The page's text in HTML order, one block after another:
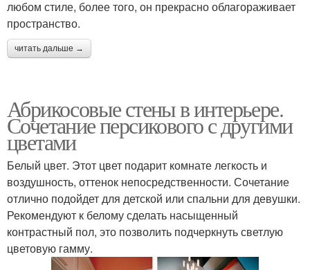
любом стиле, более того, он прекрасно облагораживает
пространство.
читать дальше →
Абрикосовые стены в интерьере.
Сочетание персикового с другими
цветами
Белый цвет. Этот цвет подарит комнате легкость и
воздушность, оттенок непосредственности. Сочетание
отлично подойдет для детской или спальни для девушки.
Рекомендуют к белому сделать насыщенный
контрастный пол, это позволить подчеркнуть светлую
цветовую гамму.